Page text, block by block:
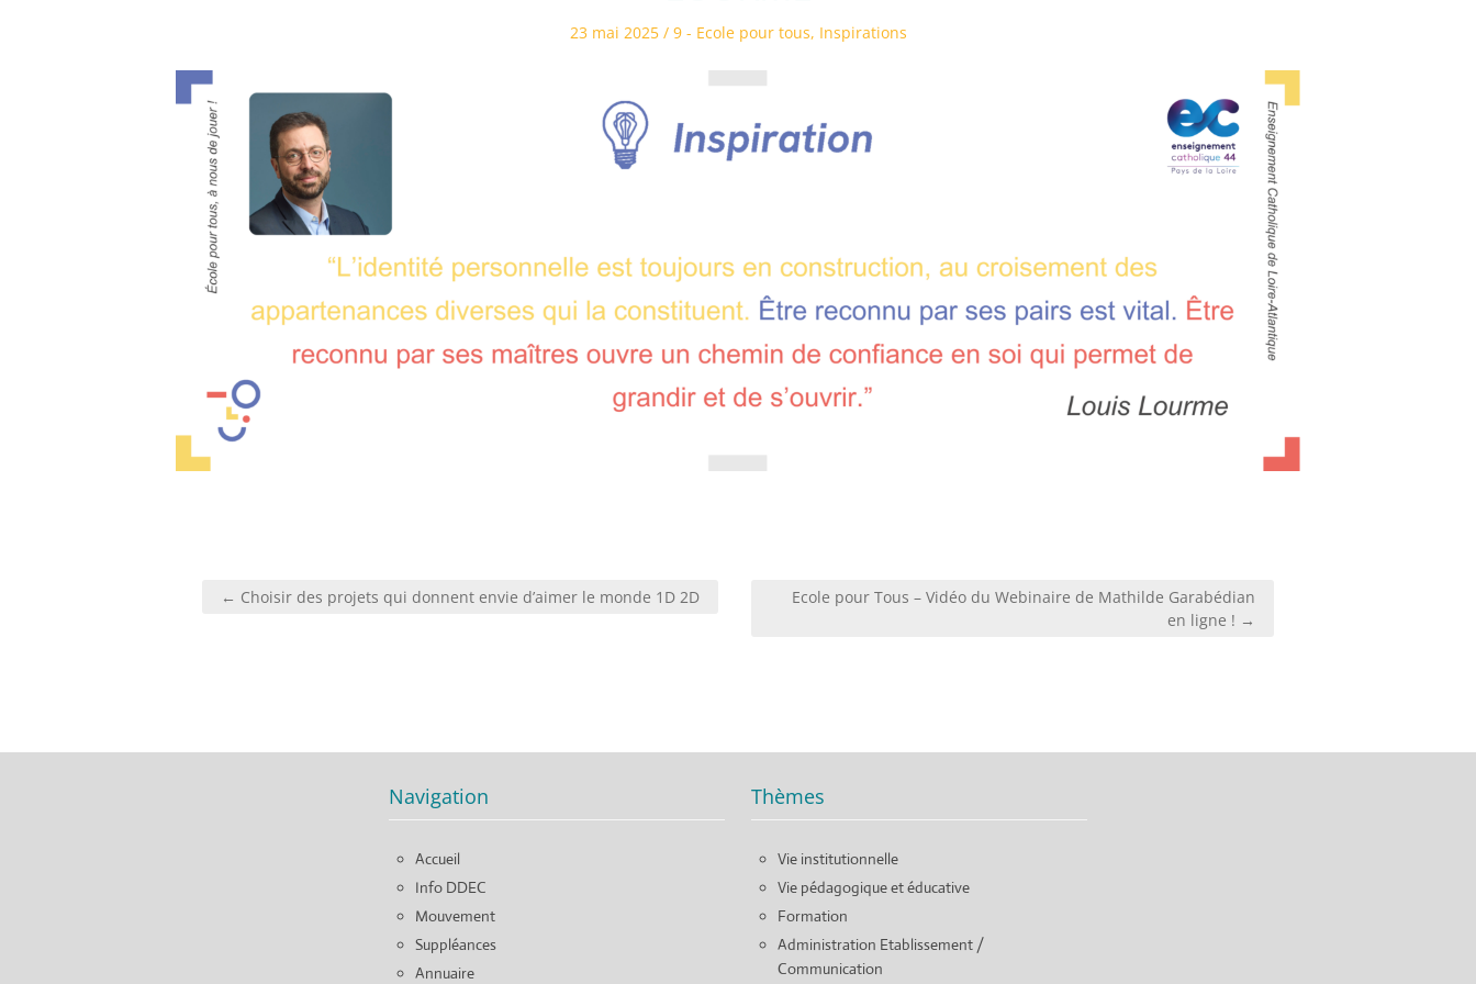
Posted
23 mai 2025
Posted
9 - Ecole pour tous, Inspirations
Navigation
← Choisir des projets qui donnent envie d’aimer le monde 1D 2D
Ecole pour Tous – Vidéo du Webinaire de Mathilde Garabédian
en ligne ! →
Navigation
Accueil
Info DDEC
Mouvement
Suppléances
Annuaire
Thèmes
Vie institutionnelle
Vie pédagogique et éducative
Formation
Administration Etablissement /
Communication